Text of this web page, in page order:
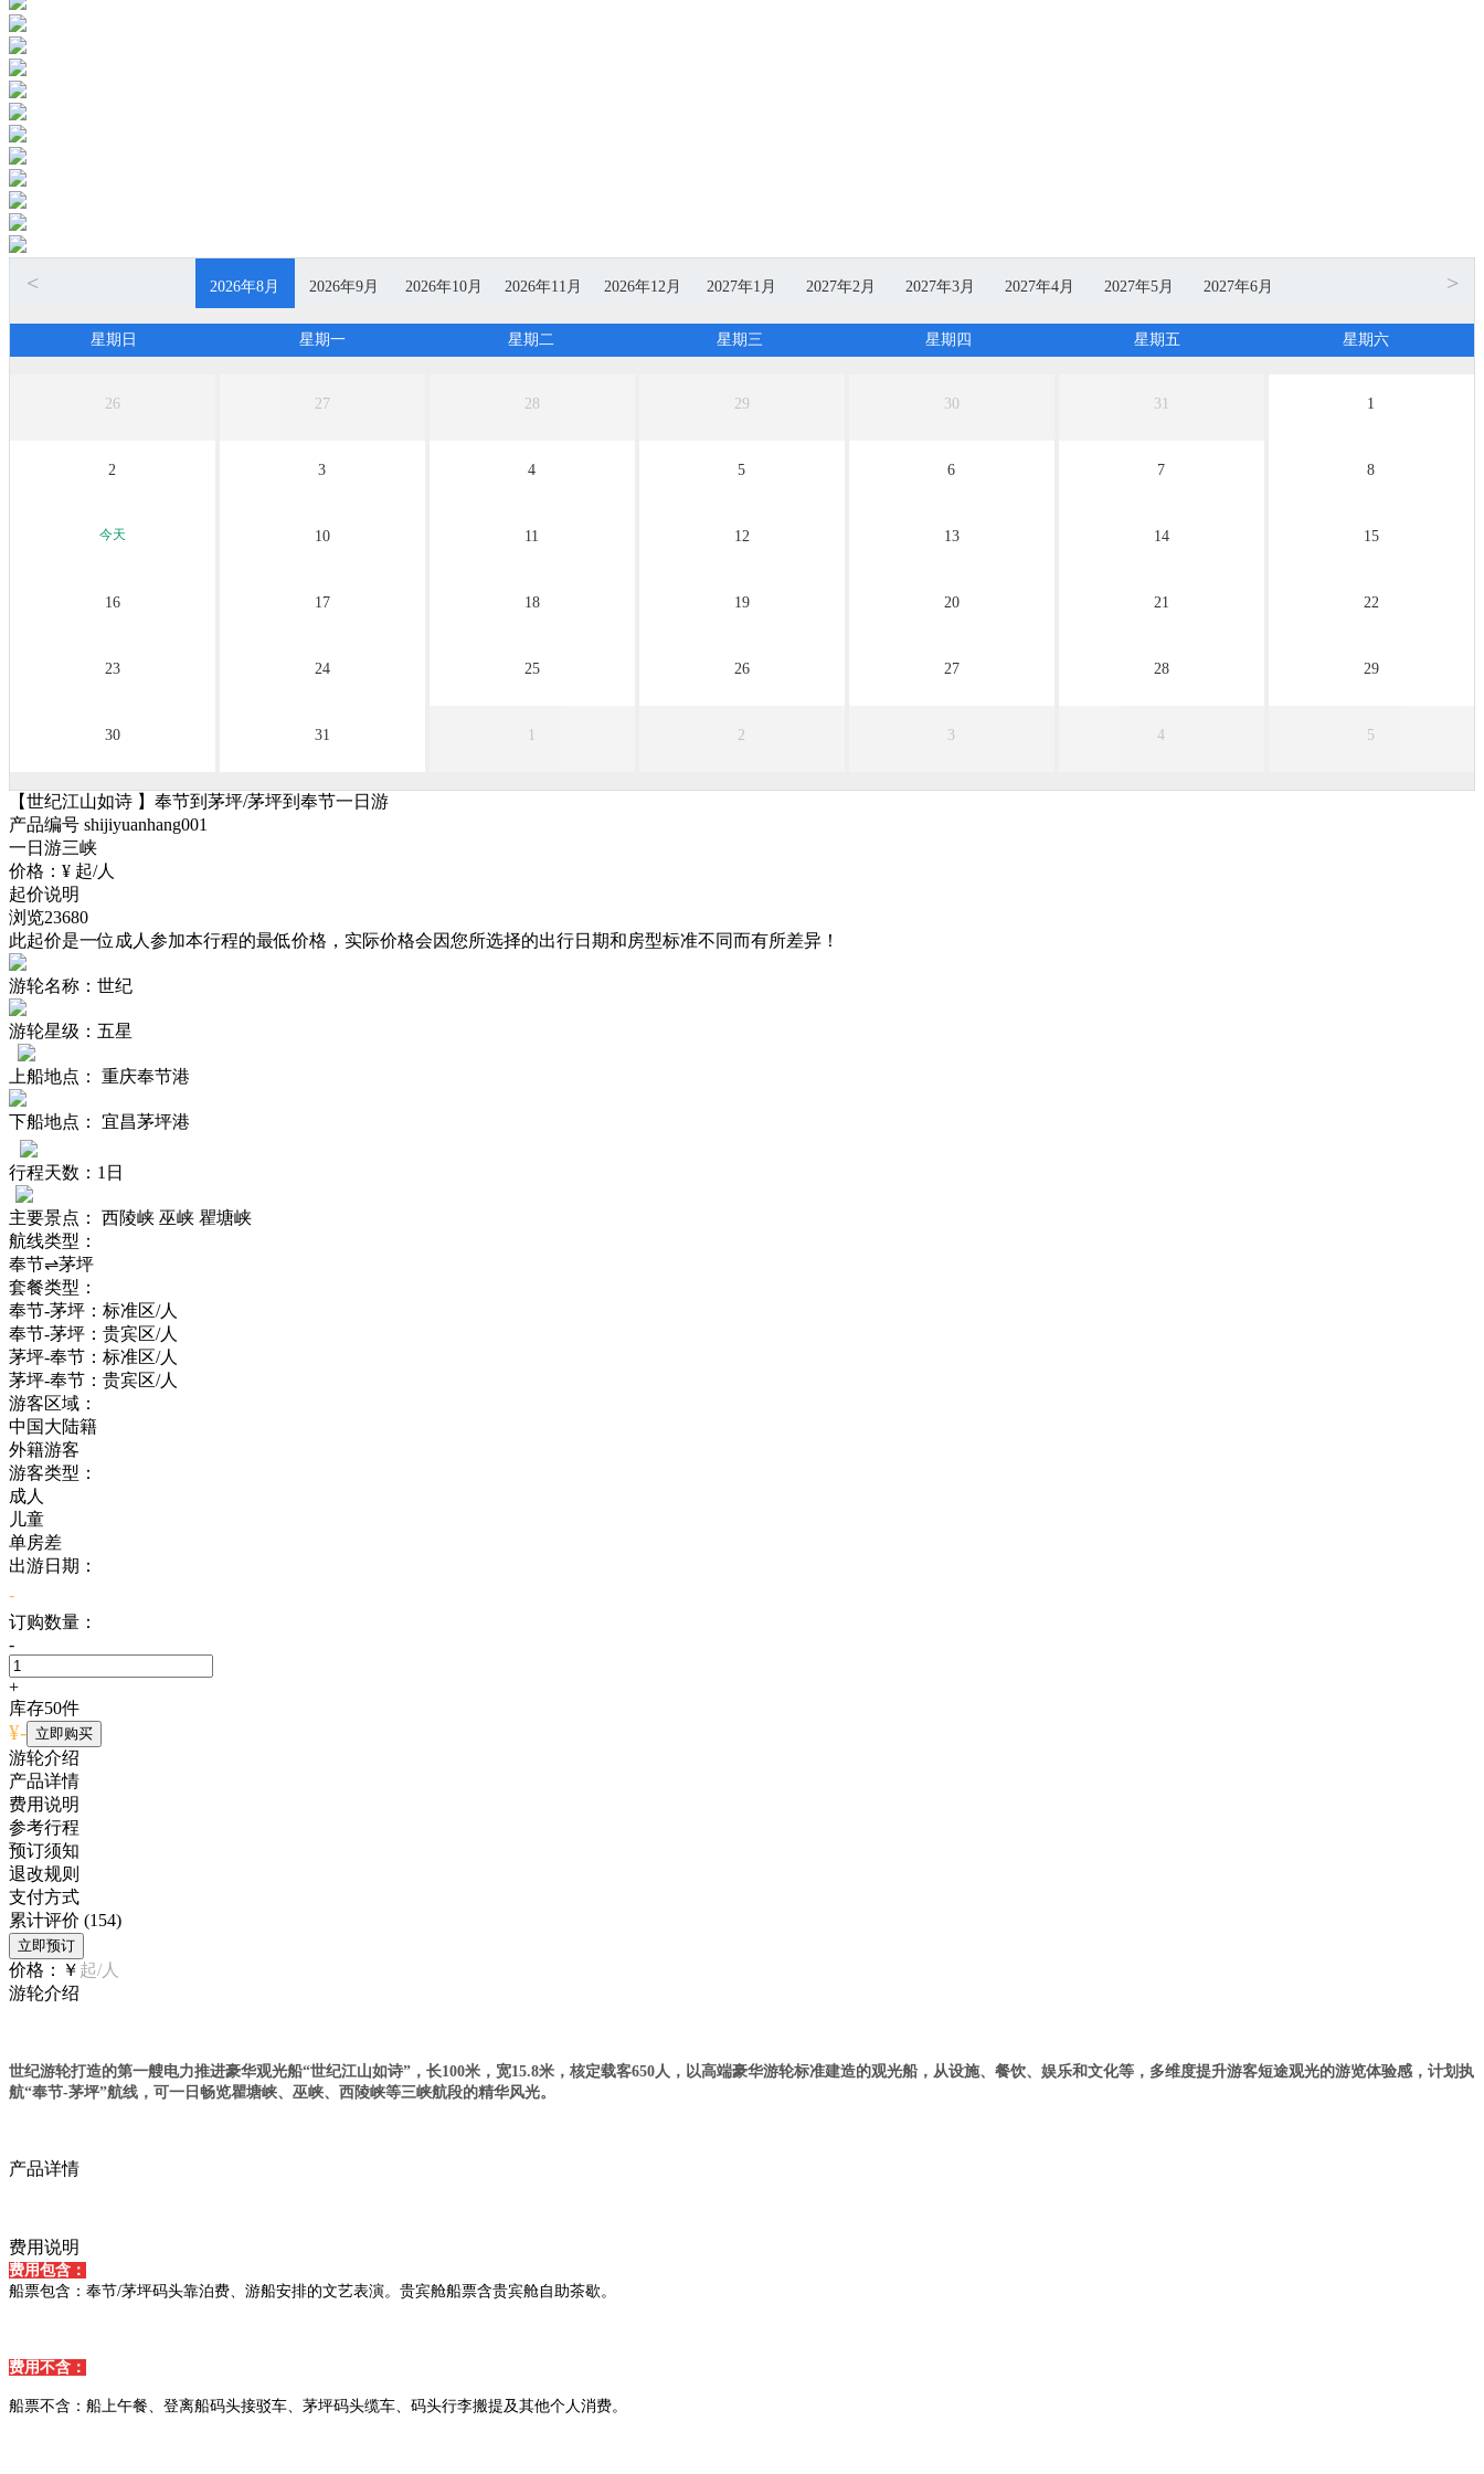
< >
2026年8月 2026年9月 2026年10月 2026年11月 2026年12月 2027年1月 2027年2月 2027年3月 2027年4月 2027年5月 2027年6月
星期日 星期一 星期二 星期三 星期四 星期五 星期六
26 27 28 29 30 31 1
2 3 4 5 6 7 8
今天 10 11 12 13 14 15
16 17 18 19 20 21 22
23 24 25 26 27 28 29
30 31 1 2 3 4 5
【世纪江山如诗 】奉节到茅坪/茅坪到奉节一日游
产品编号 shijiyuanhang001
一日游三峡
价格： ¥ 起/人
起价说明
浏览23680
此起价是一位成人参加本行程的最低价格，实际价格会因您所选择的出行日期和房型标准不同而有所差异！
游轮名称： 世纪
游轮星级： 五星
上船地点： 重庆奉节港
下船地点： 宜昌茅坪港
行程天数： 1日
主要景点：
西陵峡 巫峡 瞿塘峡
航线类型：
奉节⇌茅坪
套餐类型：
奉节-茅坪：标准区/人
奉节-茅坪：贵宾区/人
茅坪-奉节：标准区/人
茅坪-奉节：贵宾区/人
游客区域：
中国大陆籍
外籍游客
游客类型：
成人
儿童
单房差
出游日期：
-
订购数量：
-
+
库存50件
¥- 立即购买
游轮介绍
产品详情
费用说明
参考行程
预订须知
退改规则
支付方式
累计评价 (154)
立即预订
价格： ￥ 起/人
游轮介绍
世纪游轮打造的第一艘电力推进豪华观光船“世纪江山如诗”，长100米，宽15.8米，核定载客650人，以高端豪华游轮标准建造的观光船，从设施、餐饮、娱乐和文化等，多维度提升游客短途观光的游览体验感，计划执
航“奉节-茅坪”航线，可一日畅览瞿塘峡、巫峡、西陵峡等三峡航段的精华风光。
产品详情
费用说明
费用包含：
船票包含：奉节/茅坪码头靠泊费、游船安排的文艺表演。贵宾舱船票含贵宾舱自助茶歇。
费用不含：
船票不含：船上午餐、登离船码头接驳车、茅坪码头缆车、码头行李搬提及其他个人消费。